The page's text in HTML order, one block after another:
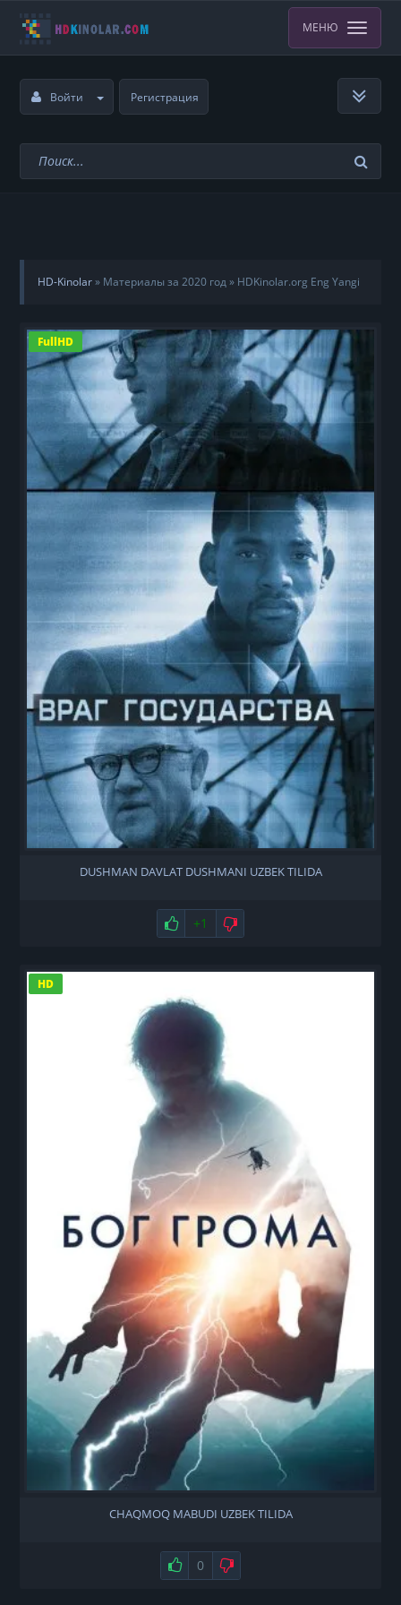
МЕНЮ
Войти Регистрация
HD-Kinolar» Материалы за 2020 год» HDKinolar.org Eng Yangi
Tarjima Kinolar Va Seriallar
FullHD
DUSHMAN DAVLAT DUSHMANI UZBEK TILIDA
Нравится
+1 Не нравится
HD
CHAQMOQ MABUDI UZBEK TILIDA
Нравится
0 Не нравится